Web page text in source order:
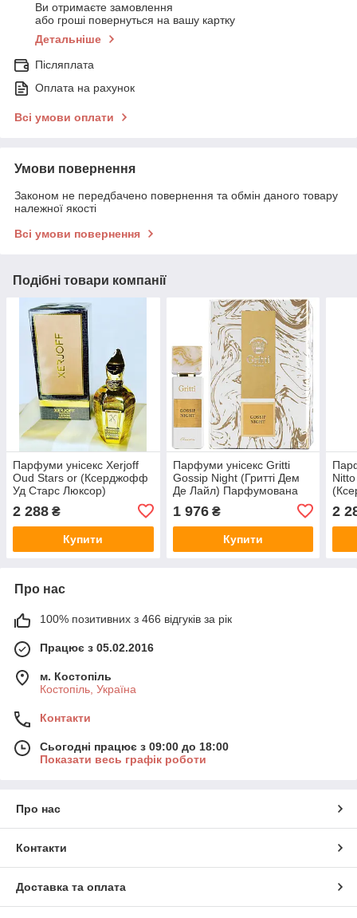
Ви отримаєте замовлення
або гроші повернуться на вашу картку
Детальніше
Післяплата
Оплата на рахунок
Всі умови оплати
Умови повернення
Законом не передбачено повернення та обмін даного товару
належної якості
Всі умови повернення
Подібні товари компанії
Парфуми унісекс Xerjoff
Oud Stars or (Ксерджофф
Уд Старс Люксор)
ml/мл
2 288 ₴
Купити
Парфуми унісекс Gritti
Gossip Night (Гритті Дем
Де Лайл) Парфумована
1 976₴
Купити
мл
2
Про нас
100% позитивних з 466 відгуків за рік
Працює з 05.02.2016
м. Костопіль
Костопіль, Україна
Контакти
Сьогодні працює з 09:00 до 18:00
Показати весь графік роботи
Про нас
Контакти
Доставка та оплата